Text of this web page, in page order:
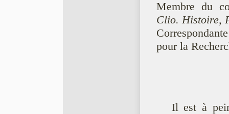
Membre du
Clio. Histoire,
pour la
Il est à